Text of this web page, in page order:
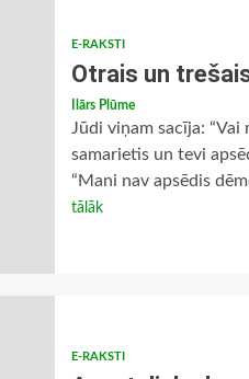
E-RAKSTI
Otrais un
Ilārs Plūme
Jūdi viņam sacīja: “Vai
samarietis un tevi
“Mani nav apsēdis
tālāk
E-RAKSTI